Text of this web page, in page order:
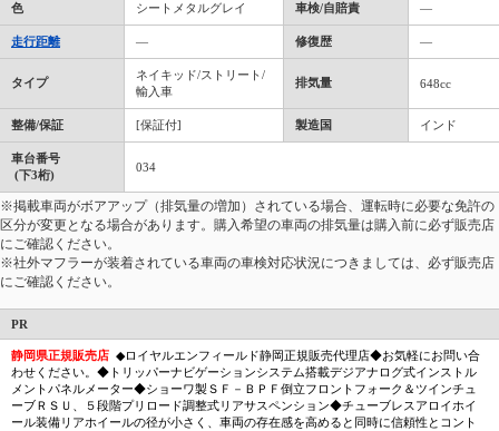
色 シートメタルグレイ 車検/自賠責 ―
走行距離 ― 修復歴 ―
タイプ
ネイキッド/ストリート/
輸入車
排気量 648cc
整備/保証 [保証付] 製造国 インド
車台番号
(下3桁)
034
※掲載車両がボアアップ（排気量の増加）されている場合、運転時に必要な免許の
区分が変更となる場合があります。購入希望の車両の排気量は購入前に必ず販売店
にご確認ください。
※社外マフラーが装着されている車両の車検対応状況につきましては、必ず販売店
にご確認ください。
PR
静岡県正規販売店 ◆ロイヤルエンフィールド静岡正規販売代理店◆お気軽にお問い合
わせください。◆トリッパーナビゲーションシステム搭載デジアナログ式インストル
メントパネルメーター◆ショーワ製ＳＦ－ＢＰＦ倒立フロントフォーク＆ツインチュ
ーブＲＳＵ、５段階プリロード調整式リアサスペンション◆チューブレスアロイホイ
ール装備リアホイールの径が小さく、車両の存在感を高めると同時に信頼性とコント